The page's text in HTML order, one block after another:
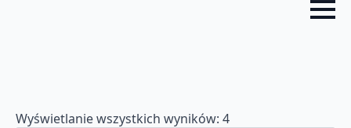
Wyświetlanie wszystkich wyników: 4Posortowane